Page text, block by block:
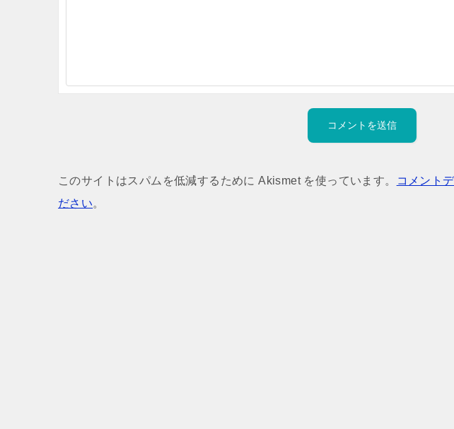
このサイトはスパムを低減するために Akismet を使っています。
コメント
ださい。